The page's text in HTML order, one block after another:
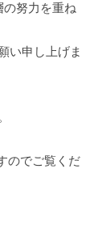
努力を重ね
い申し上げま
のでご覧くだ